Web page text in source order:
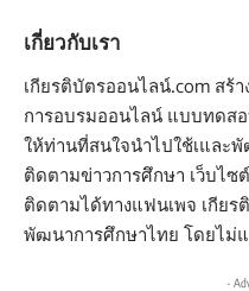
เกี่ยวกับเรา
เกียรติบัตรออนไลน์.com สร้
การอบรมออนไลน์ แบบทดส
ให้ท่านที่สนใจนำไปใช้เและ
ติดตามข่าวการศึกษา เว็บไซ
ติดตามได้ทางแฟนเพจ เกียร
พัฒนาการศึกษาไทย โดยไม่แ
-